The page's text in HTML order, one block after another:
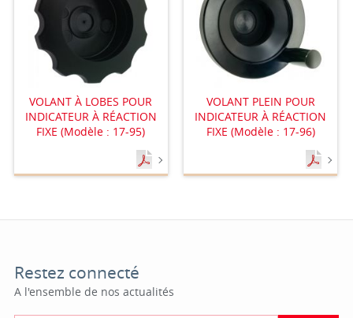
VOLANT À LOBES POUR
INDICATEUR À RÉACTION
FIXE (Modèle : 17-95)
VOLANT PLEIN POUR
INDICATEUR À RÉACTION
FIXE (Modèle : 17-96)
Restez connecté
A l'ensemble de nos actualités